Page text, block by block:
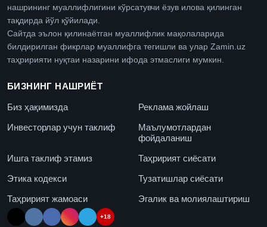
нашрининг муаллифлигини кўрсатувчи ёзув илова қилинган
тақдирда йўл қўйилади.
Сайтда эълон қилинаётган муаллифлик мақолаларида
билдирилган фикрлар муаллифга тегишли ва улар Zamin.uz
таҳририяти нуқтаи назарини ифода этмаслиги мумкин.
БИЗНИНГ НАШРИЁТ
Биз ҳақимизда
Реклама жойлаш
Инвесторлар учун таклиф
Маълумотлардан
фойдаланиш
Ишга таклиф этамиз
Таҳририят сиёсати
Этика кодекси
Тузатишлар сиёсати
Таҳририят жамоаси
Эгалик ва молиялаштириш
+18